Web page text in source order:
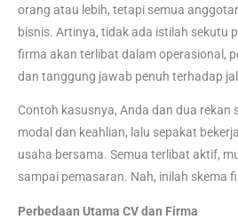
orang atau lebih, tetapi semua
bisnis. Artinya, tidak ada istilah sekutu
firma akan terlibat dalam operasional,
dan tanggung jawab penuh terhadap
Contoh kasusnya, Anda dan dua rekan
modal dan keahlian, lalu sepakat
usaha bersama. Semua terlibat aktif,
sampai pemasaran. Nah, inilah skema
Perbedaan Utama CV dan Firma